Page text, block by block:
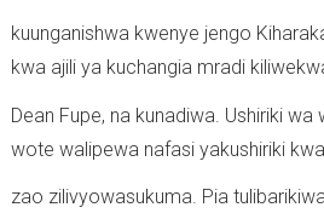
kuunganishwa kwenye jengo
kwa ajili ya kuchangia mradi
Dean Fupe, na kunadiwa. Ushiriki wa
wote walipewa nafasi yakushiriki
zao zilivyowasukuma. Pia